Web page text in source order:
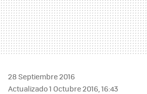
28 Septiembre 2016
Actualizado 1 Octubre 2016, 16:43